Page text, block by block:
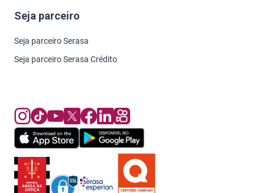
Seja parceiro
Seja parceiro Serasa
Seja parceiro Serasa Crédito